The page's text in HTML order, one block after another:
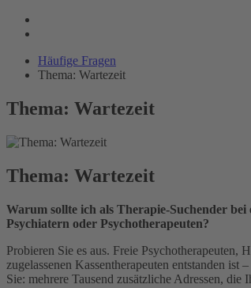
Häufige Fragen
Thema: Wartezeit
Thema: Wartezeit
Thema: Wartezeit
Warum sollte ich als Therapie-Suchender
Psychiatern oder Psychotherapeuten?
Probieren Sie es aus. Freie
zugelassenen Kassentherapeuten entstanden
Sie: mehrere Tausend zusätzliche Adressen,